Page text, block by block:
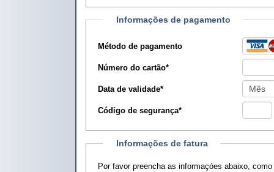
Informações de pagamento
Método de pagamento
Número do cartão*
Data de validade*
Código de segurança*
Informações de fatura
Por favor preencha as informaçóes abaixo,